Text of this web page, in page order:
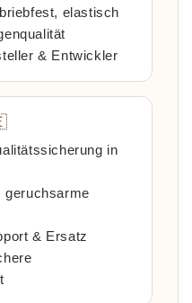
elastisch
& Entwickler
in
geruchsarme
& Ersatz